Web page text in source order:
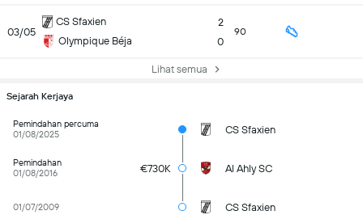
03/05
CS Sfaxien
Olympique Béja
2
0
90
Lihat semua
Sejarah Kerjaya
Pemindahan percuma
01/08/2025
CS Sfaxien
Pemindahan
01/08/2016
€730K Al Ahly SC
01/07/2009 CS Sfaxien